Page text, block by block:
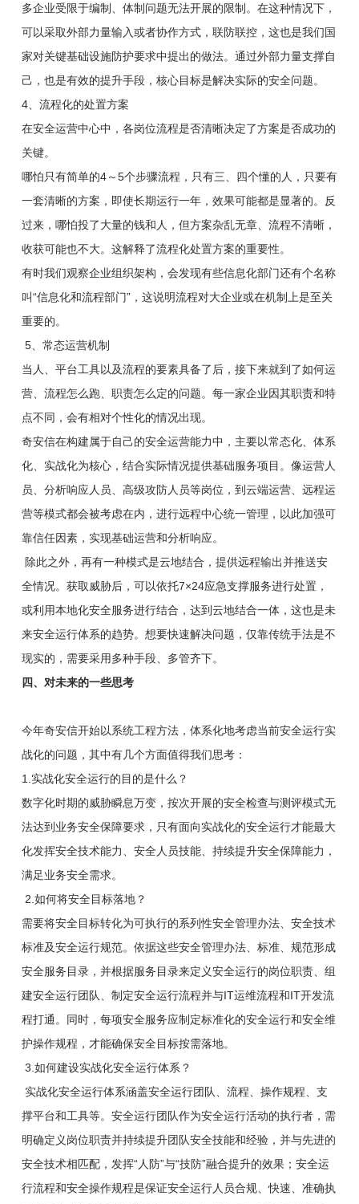
多企业受限于编制、体制问题无法开展的限制。在这种情况下，
可以采取外部力量输入或者协作方式，联防联控，这也是我们国
家对关键基础设施防护要求中提出的做法。通过外部力量支撑自
己，也是有效的提升手段，核心目标是解决实际的安全问题。
4、流程化的处置方案
在安全运营中心中，各岗位流程是否清晰决定了方案是否成功的
关键。
哪怕只有简单的4～5个步骤流程，只有三、四个懂的人，只要有
一套清晰的方案，即使长期运行一年，效果可能都是显著的。反
过来，哪怕投了大量的钱和人，但方案杂乱无章、流程不清晰，
收获可能也不大。这解释了流程化处置方案的重要性。
有时我们观察企业组织架构，会发现有些信息化部门还有个名称
叫“信息化和流程部门”，这说明流程对大企业或在机制上是至关
重要的。
5、常态运营机制
当人、平台工具以及流程的要素具备了后，接下来就到了如何运
营、流程怎么跑、职责怎么定的问题。每一家企业因其职责和特
点不同，会有相对个性化的情况出现。
奇安信在构建属于自己的安全运营能力中，主要以常态化、体系
化、实战化为核心，结合实际情况提供基础服务项目。像运营人
员、分析响应人员、高级攻防人员等岗位，到云端运营、远程运
营等模式都会被考虑在内，进行远程中心统一管理，以此加强可
靠信任因素，实现基础运营和分析响应。
除此之外，再有一种模式是云地结合，提供远程输出并推送安
全情况。获取威胁后，可以依托7×24应急支撑服务进行处置，
或利用本地化安全服务进行结合，达到云地结合一体，这也是未
来安全运行体系的趋势。想要快速解决问题，仅靠传统手法是不
现实的，需要采用多种手段、多管齐下。
四、对未来的一些思考
今年奇安信开始以系统工程方法，体系化地考虑当前安全运行实
战化的问题，其中有几个方面值得我们思考：
1.实战化安全运行的目的是什么？
数字化时期的威胁瞬息万变，按次开展的安全检查与测评模式无
法达到业务安全保障要求，只有面向实战化的安全运行才能最大
化发挥安全技术能力、安全人员技能、持续提升安全保障能力，
满足业务安全需求。
2.如何将安全目标落地？
需要将安全目标转化为可执行的系列性安全管理办法、安全技术
标准及安全运行规范。依据这些安全管理办法、标准、规范形成
安全服务目录，并根据服务目录来定义安全运行的岗位职责、组
建安全运行团队、制定安全运行流程并与IT运维流程和IT开发流
程打通。同时，每项安全服务应制定标准化的安全运行和安全维
护操作规程，才能确保安全目标按需落地。
3.如何建设实战化安全运行体系？
实战化安全运行体系涵盖安全运行团队、流程、操作规程、支
撑平台和工具等。安全运行团队作为安全运行活动的执行者，需
明确定义岗位职责并持续提升团队安全技能和经验，并与先进的
安全技术相匹配，发挥“人防”与“技防”融合提升的效果；安全运
行流程和安全操作规程是保证安全运行人员合规、快速、准确执